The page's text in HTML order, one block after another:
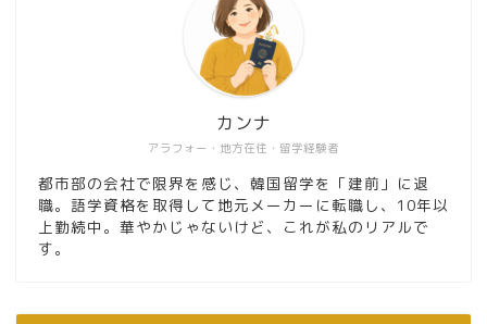
アラフォー・地方在住・留学経験者
カンナ
都市部の会社で限界を感じ、韓国留学を「建前」に退
職。語学資格を取得して地元メーカーに転職し、10年以
上勤続中。華やかじゃないけど、これが私のリアルで
す。